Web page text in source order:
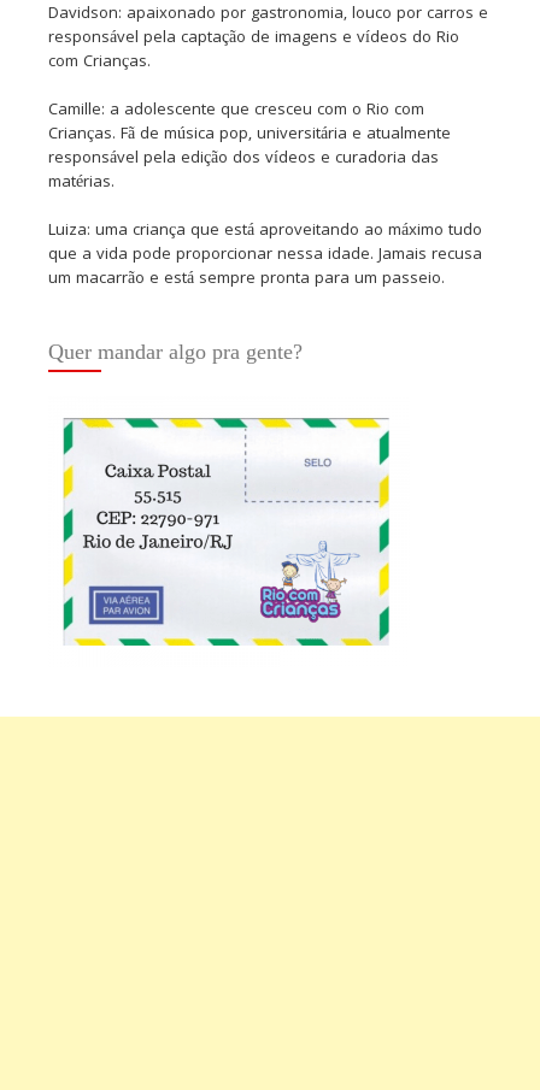
Davidson: apaixonado por gastronomia, louco por carros e
responsável pela captação de imagens e vídeos do Rio
com Crianças.
Camille: a adolescente que cresceu com o Rio com
Crianças. Fã de música pop, universitária e atualmente
responsável pela edição dos vídeos e curadoria das
matérias.
Luiza: uma criança que está aproveitando ao máximo tudo
que a vida pode proporcionar nessa idade. Jamais recusa
um macarrão e está sempre pronta para um passeio.
Quer mandar algo pra gente?